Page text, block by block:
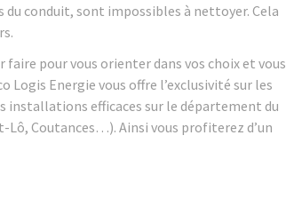
du conduit, sont impossibles à nettoyer. Cela
pour vous orienter dans vos choix et vous
Logis Energie vous offre l’exclusivité sur les
installations efficaces sur le département du
Lô, Coutances…). Ainsi vous profiterez d’un